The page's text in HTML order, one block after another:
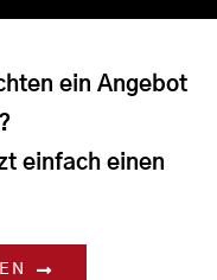
ein Angebot
einfach einen